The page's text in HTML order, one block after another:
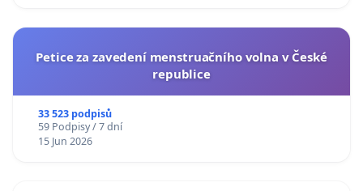
Petice za zavedení menstruačního volna v České
republice
33 523 podpisů
59 Podpisy / 7 dní
15 Jun 2026